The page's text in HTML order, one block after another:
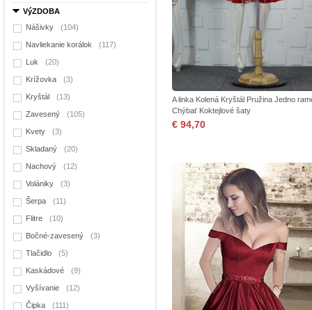
VýZDOBA
Nášivky
(104)
Navliekanie korálok (117)
Luk (20)
Krížovka (3)
Kryštál (13)
Zavesený (105)
Kvety (3)
Skladaný (20)
Nachový (12)
Volániky (3)
Šerpa (11)
Flitre (10)
Bočné-zavesený (3)
Tlačidlo (5)
Kaskádové (9)
Vyšívanie (12)
Čipka (111)
A linka Kolená Kryštál Pružina Jedno
Chýbať Koktejlové šaty
€ 94,70